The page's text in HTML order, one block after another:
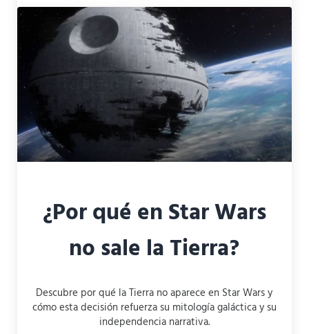
¿Por qué en Star Wars
no sale la Tierra?
Descubre por qué la Tierra no aparece en Star Wars y
cómo esta decisión refuerza su mitología galáctica y su
independencia narrativa.